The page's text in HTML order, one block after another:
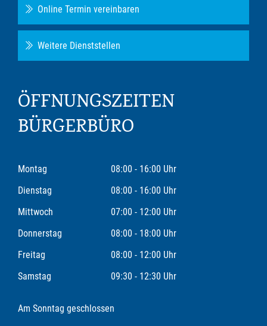
Online Termin vereinbaren
Weitere Dienststellen
ÖFFNUNGSZEITEN
BÜRGERBÜRO
Montag
08:00 - 16:00 Uhr
Dienstag
08:00 - 16:00 Uhr
Mittwoch
07:00 - 12:00 Uhr
Donnerstag
08:00 - 18:00 Uhr
Freitag
08:00 - 12:00 Uhr
Samstag
09:30 - 12:30 Uhr
Am Sonntag geschlossen